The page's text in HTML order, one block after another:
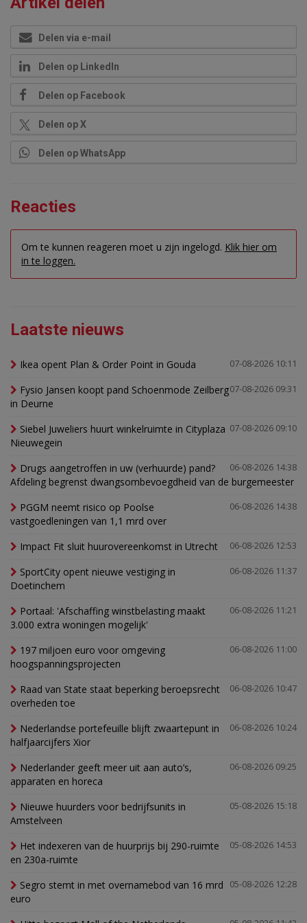
Delen via e-mail
Delen op LinkedIn
Delen op Facebook
Delen op X
Delen op WhatsApp
Reacties
Om te kunnen reageren moet u zijn ingelogd. Klik hier om
in te loggen.
Laatste nieuws
07-08-2026 10:11
Ikea opent Plan & Order Point in Gouda
07-08-2026 09:31
Fysio Jansen koopt pand Schoenmode Zeilberg
in Deurne
07-08-2026 09:10
Siebel Juweliers huurt winkelruimte in Cityplaza
Nieuwegein
06-08-2026 14:38
Drugs aangetroffen in uw (verhuurde) pand?
Afdeling begrenst dwangsombevoegdheid van de burgemeester
06-08-2026 14:38
PGGM neemt risico op Poolse
vastgoedleningen van 1,1 mrd over
06-08-2026 12:53
Impact Fit sluit huurovereenkomst in Utrecht
06-08-2026 11:37
SportCity opent nieuwe vestiging in
Doetinchem
06-08-2026 11:21
Portaal: 'Afschaffing winstbelasting maakt
3.000 extra woningen mogelijk'
06-08-2026 11:00
197 miljoen euro voor omgeving
hoogspanningsprojecten
06-08-2026 10:47
Raad van State staat beperking beroepsrecht
overheden toe
06-08-2026 10:24
Nederlandse portefeuille blijft zwaartepunt in
halfjaarcijfers Xior
06-08-2026 09:25
Nederlander geeft meer uit aan auto’s,
apparaten en horeca
05-08-2026 15:18
Nieuwe huurders voor bedrijfsunits in
Amstelveen
05-08-2026 14:53
Het indexeren van de huurprijs bij 290-ruimte
en 230a-ruimte
05-08-2026 12:28
Segro stemt in met overnamebod van 16 mrd
euro